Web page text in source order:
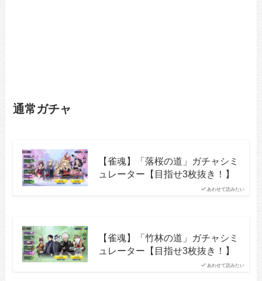
通常ガチャ
あわせて読みたい
【雀魂】「落桜の道」ガチャシミ
ュレーター【目指せ3枚抜き！】
あわせて読みたい
【雀魂】「竹林の道」ガチャシミ
ュレーター【目指せ3枚抜き！】